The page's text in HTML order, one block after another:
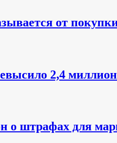
от
2,4
о штрафах для